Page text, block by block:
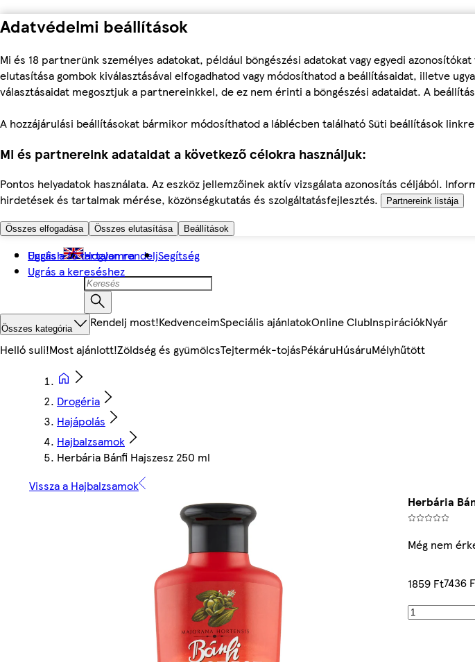
Adatvédelmi beállítások
Mi és 18 partnerünk személyes adatokat, például böngészési adatokat vagy egyedi
elutasítása gombok kiválasztásával elfogadhatod vagy módosíthatod a beállításaidat, illetve
választásaidat megosztjuk a partnereinkkel, de ez nem érinti a böngészési adataidat. A
A hozzájárulási beállításokat bármikor módosíthatod a láblécben található Süti beállítások
Mi és partnereink adataidat a következő célokra használjuk:
Pontos helyadatok használata. Az eszköz jellemzőinek aktív vizsgálata azonosítás céljából.
hirdetések és tartalmak mérése, közönségkutatás és szolgáltatásfejlesztés.
Partnereink listája
Összes elfogadása Összes elutasítása Beállítások
Ugrás a fő tartalomra
Ugrás a kereséshez
English Hogyan rendeljSegítség
Összes kategória Rendelj most!KedvenceimSpeciális ajánlatokOnline ClubInspirációkNyár
Helló suli!Most ajánlott!Zöldség és gyümölcsTejtermék-tojásPékáruHúsáruMélyhűtött
Drogéria
Hajápolás
Hajbalzsamok
Herbária Bánfi Hajszesz 250 ml
Vissza a Hajbalzsamok
Herbária
Még nem
1859 Ft7436